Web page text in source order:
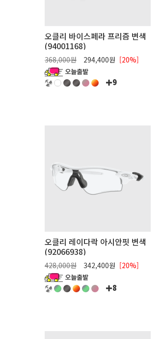
오클리 바이스페라 프리즘 변색
(94001168)
368,000원 294,400원 [20%]
9
오클리 레이다락 아시안핏 변색
(92066938)
428,000원 342,400원 [20%]
8